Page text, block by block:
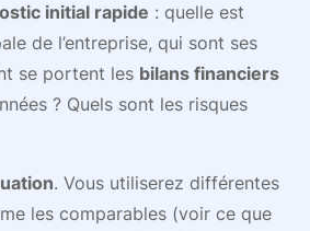
initial rapide : quelle est
de l’entreprise, qui sont ses
se portent les bilans financiers
? Quels sont les risques
. Vous utiliserez différentes
les comparables (voir ce que